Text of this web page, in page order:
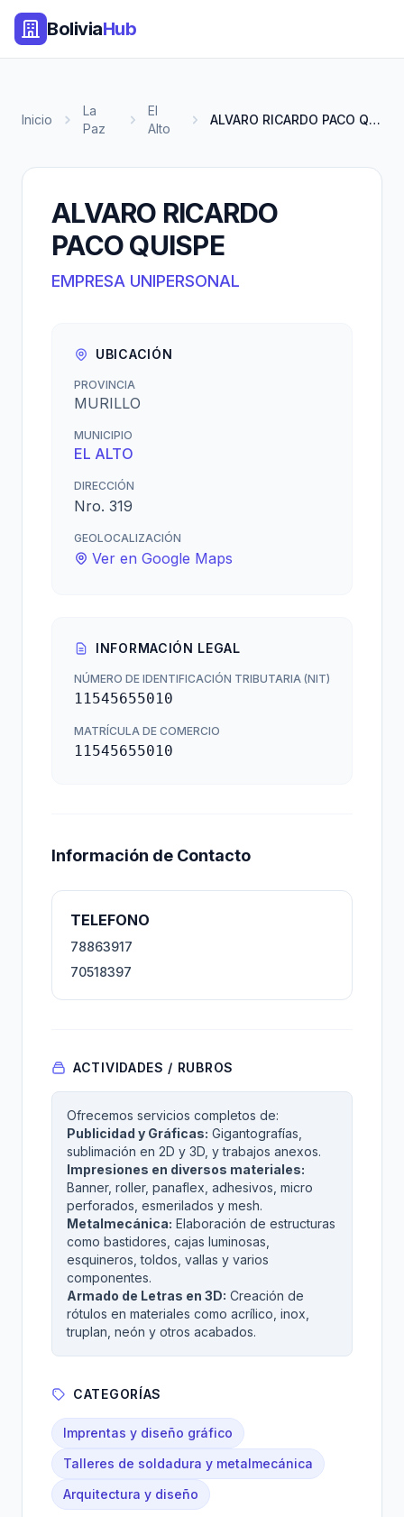
BoliviaHub
Inicio
La
Paz
El
Alto
ALVARO RICARDO PACO QUISPE
ALVARO RICARDO
PACO QUISPE
EMPRESA UNIPERSONAL
UBICACIÓN
PROVINCIA
MURILLO
MUNICIPIO
EL ALTO
DIRECCIÓN
Nro. 319
GEOLOCALIZACIÓN
Ver en Google Maps
INFORMACIÓN LEGAL
NÚMERO DE IDENTIFICACIÓN TRIBUTARIA (NIT)
11545655010
MATRÍCULA DE COMERCIO
11545655010
Información de Contacto
TELEFONO
78863917
70518397
ACTIVIDADES / RUBROS
Ofrecemos servicios completos de:
Publicidad y Gráficas: Gigantografías,
sublimación en 2D y 3D, y trabajos anexos.
Impresiones en diversos materiales:
Banner, roller, panaflex, adhesivos, micro
perforados, esmerilados y mesh.
Metalmecánica: Elaboración de estructuras
como bastidores, cajas luminosas,
esquineros, toldos, vallas y varios
componentes.
Armado de Letras en 3D: Creación de
rótulos en materiales como acrílico, inox,
truplan, neón y otros acabados.
CATEGORÍAS
Imprentas y diseño gráfico
Talleres de soldadura y metalmecánica
Arquitectura y diseño